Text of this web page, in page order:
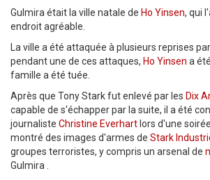
Gulmira était la ville natale de Ho Yinsen, qui
endroit agréable.
La ville a été attaquée à plusieurs reprises
pendant une de ces attaques, Ho Yinsen a
famille a été tuée.
Après que Tony Stark fut enlevé par les Dix
capable de s'échapper par la suite, il a été
journaliste Christine Everhart lors d'une
montré des images d'armes de Stark
groupes terroristes, y compris un arsenal de
Gulmira .